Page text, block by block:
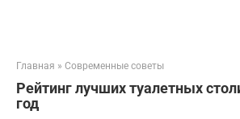
Главная » Современные советы
Рейтинг лучших туалетных
год